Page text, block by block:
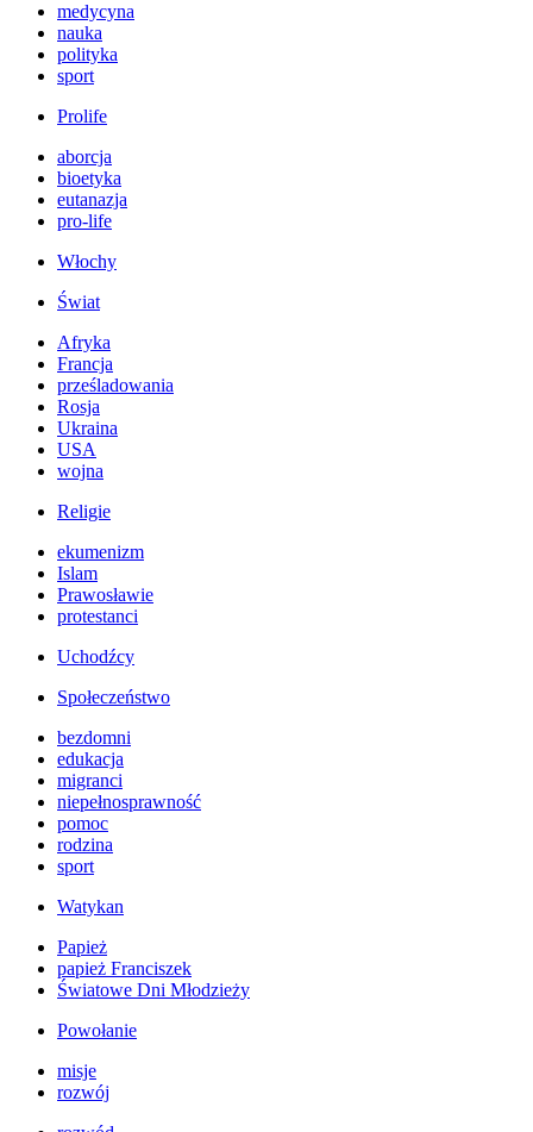
medycyna
nauka
polityka
sport
Prolife
aborcja
bioetyka
eutanazja
pro-life
Włochy
Świat
Afryka
Francja
prześladowania
Rosja
Ukraina
USA
wojna
Religie
ekumenizm
Islam
Prawosławie
protestanci
Uchodźcy
Społeczeństwo
bezdomni
edukacja
migranci
niepełnosprawność
pomoc
rodzina
sport
Watykan
Papież
papież Franciszek
Światowe Dni Młodzieży
Powołanie
misje
rozwój